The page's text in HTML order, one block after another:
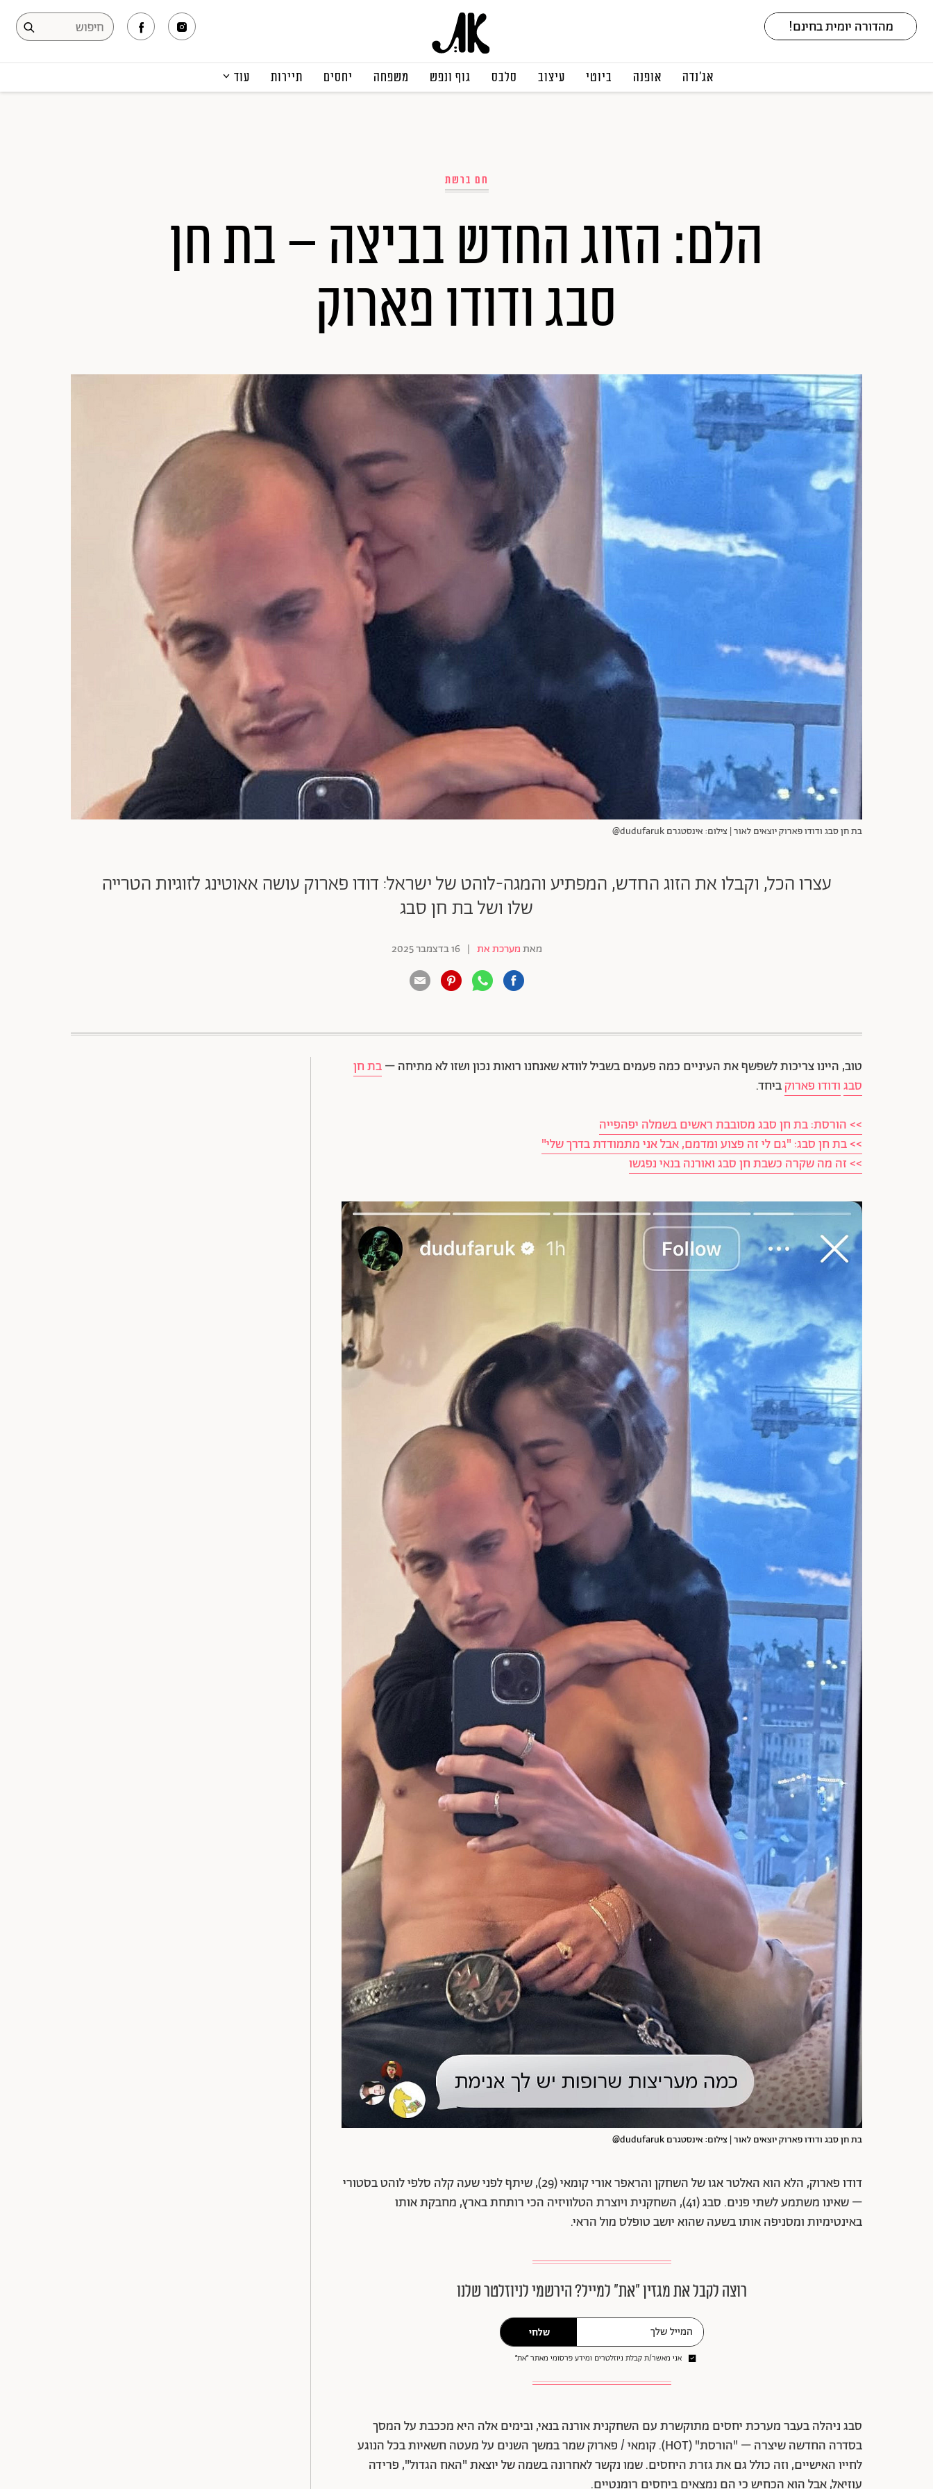
אג׳נדה אופנה ביוטי עיצוב סלבס גוף ונפש משפחה יחסים תיירות עוד
חם ברשת
הלם: הזוג החדש בביצה – בת חן
סבג ודודו פארוק
בת חן סבג ודודו פארוק יוצאים לאור | צילום: אינסטגרם dudufaruk@
עצרו הכל, וקבלו את הזוג החדש, המפתיע והמגה-לוהט של ישראל: דודו פארוק עושה אאוטינג לזוגיות הטרייה
שלו ושל בת חן סבג
מאתמערכת את | 16 בדצמבר 2025
טוב, היינו צריכות לשפשף את העיניים כמה פעמים בשביל לוודא שאנחנו רואות נכון ושזו לא מתיחה –בת חן
סבגודודו פארוקביחד.
>> הורסת: בת חן סבג מסובבת ראשים בשמלה יפהפייה
>> בת חן סבג: "גם לי זה פצוע ומדמם, אבל אני מתמודדת בדרך שלי"
>> זה מה שקרה כשבת חן סבג ואורנה בנאי נפגשו
בת חן סבג ודודו פארוק יוצאים לאור | צילום: אינסטגרם dudufaruk@
דודו פארוק, הלא הוא האלטר אגו של השחקן והראפר אורי קומאי (29), שיתף לפני שעה קלה סלפי לוהט בסטורי
– שאינו משתמע לשתי פנים. סבג (41), השחקנית ויוצרת הטלוויזיה הכי רותחת בארץ, מחבקת אותו
באינטימיות ומסניפה אותו בשעה שהוא יושב טופלס מול הראי.
רוצה לקבל את מגזין ״את״ למייל? הירשמי לניוזלטר שלנו
שלחי
אני מאשר/ת קבלת ניוזלטרים ומידע פרסומי מאתר ״את״
סבג ניהלה בעבר מערכת יחסים מתוקשרת עם השחקנית אורנה בנאי, ובימים אלה היא מככבת על המסך
בסדרה החדשה שיצרה – "הורסת" (HOT). קומאי / פארוק שמר במשך השנים על מעטה חשאיות בכל הנוגע
לחייו האישיים, וזה כולל גם את גזרת היחסים. שמו נקשר לאחרונה בשמה של יוצאת "האח הגדול", פרידה
עוזיאל, אבל הוא הכחיש כי הם נמצאים ביחסים רומנטיים.